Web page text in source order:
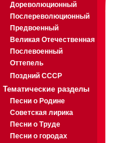
Дореволюционный
Послереволюционный
Предвоенный
Великая Отечественная
Послевоенный
Оттепель
Поздний СССР
Тематические разделы
Песни о Родине
Советская лирика
Песни о Труде
Песни о городах